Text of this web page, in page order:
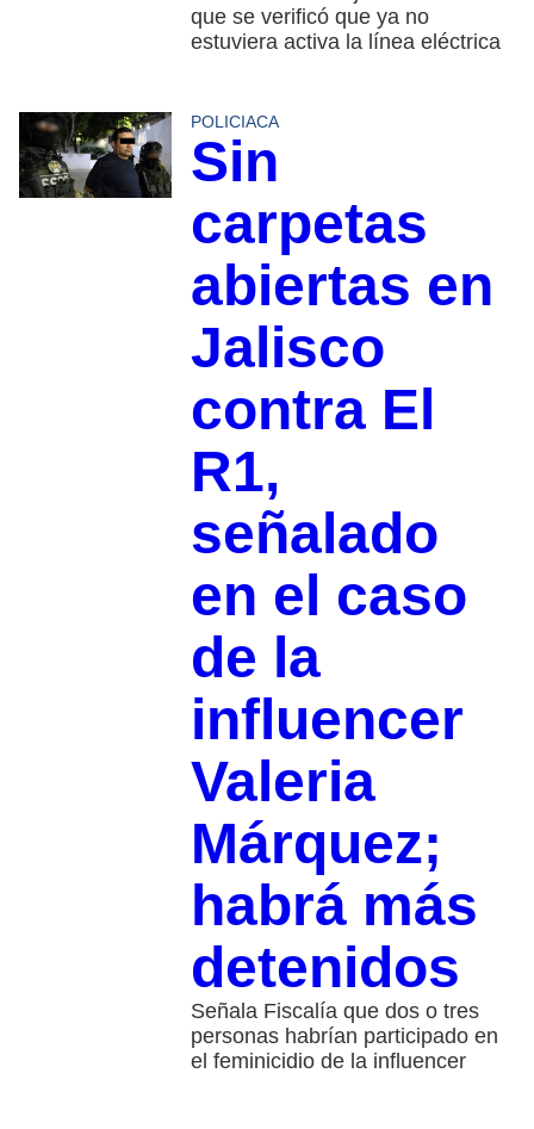
que se verificó que ya no
estuviera activa la línea eléctrica
POLICIACA
Sin
carpetas
abiertas en
Jalisco
contra El
R1,
señalado
en el caso
de la
influencer
Valeria
Márquez;
habrá más
detenidos
Señala Fiscalía que dos o tres
personas habrían participado en
el feminicidio de la influencer